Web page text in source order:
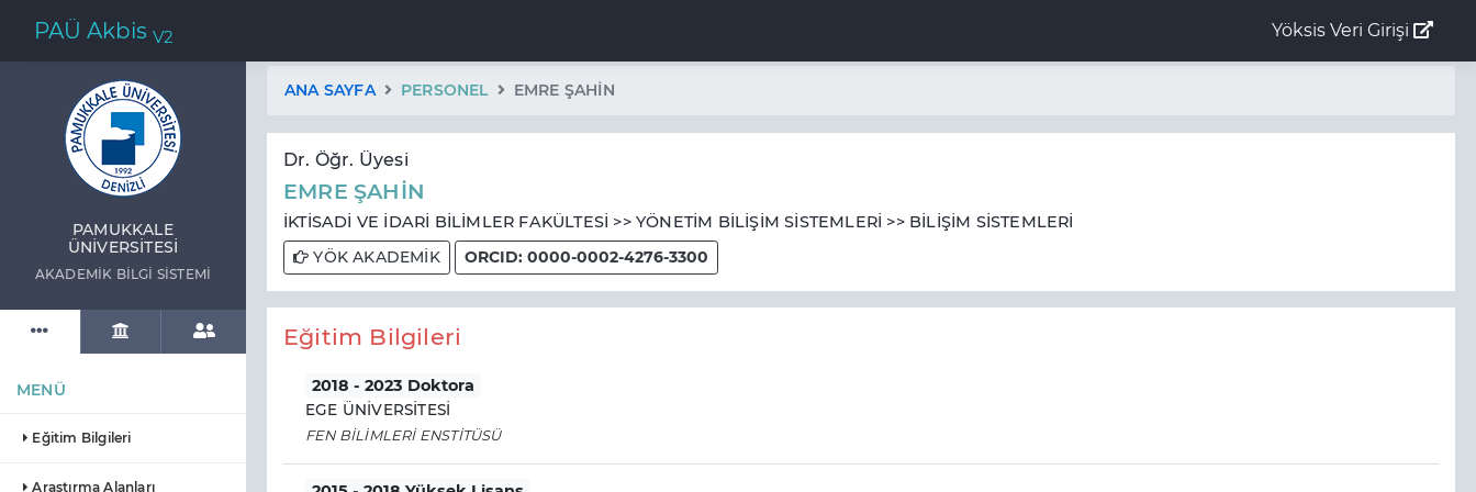
PAÜ Akbis V2 Yöksis Veri Girişi
PAMUKKALE
ÜNIVERSITESI
AKADEMIK BILGI SISTEMI
MENÜ
Eğitim Bilgileri
Araştırma Alanları
ANA SAYFA PERSONEL EMRE ŞAHİN
Dr. Öğr. Üyesi
EMRE ŞAHİN
İKTİSADİ VE İDARİ BİLİMLER FAKÜLTESİ >> YÖNETİM BİLİŞİM SİSTEMLERİ >> BİLİŞİM SİSTEMLERİ
YÖK AKADEMİK
ORCID: 0000-0002-4276-3300
Eğitim Bilgileri
2018 - 2023 Doktora
EGE ÜNİVERSİTESİ
FEN BİLİMLERİ ENSTİTÜSÜ